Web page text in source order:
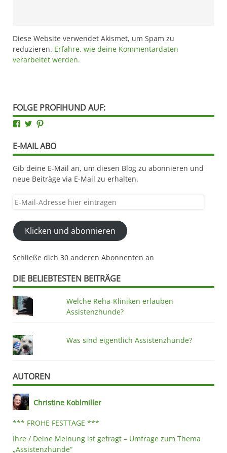
Diese Website verwendet Akismet, um Spam zu
reduzieren. Erfahre, wie deine Kommentardaten
verarbeitet werden.
FOLGE PROFIHUND AUF:
Facebook
Twitter
E-MAIL ABO
Gib deine E-Mail an, um diesen Blog zu abonnieren und
neue Beiträge via E-Mail zu erhalten.
E-
Adresse
hier
eintragen
Klicken und abonnieren
Schließe dich 30 anderen Abonnenten an
DIE BELIEBTESTEN BEITRÄGE
Welche Reha-Kliniken erlauben
Assistenzhunde?
Was sind eigentlich Assistenzhunde?
AUTOREN
Christine Koblmiller
*** FROHE FESTTAGE ***
Ihre / Deine Meinung ist gefragt – Umfrage zum Thema
„Assistenzhunde“